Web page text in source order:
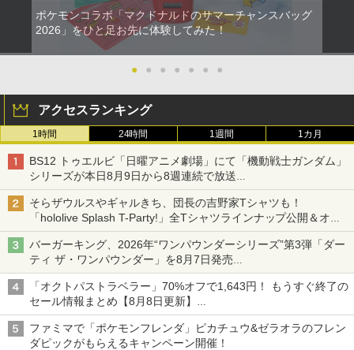
ポケモンコラボ「マクドナルドのサマーチャンスバッグ
2026」をひと足お先に体験してみた！
● ● ● ● ● ● ●
アクセスランキング
1時間 24時間 1週間 1カ月
BS12 トゥエルビ「日曜アニメ劇場」にて「機動戦士ガンダム」
シリーズが本日8月9日から8週連続で放送
初回は「機動戦士ガンダム【HDリマスター版】」
そらザウルスやギャルきち、団長の吉野家Tシャツも！
「hololive Splash T-Party!」全Tシャツラインナップ公開＆オン
ライン販売開始
バーガーキング、2026年“ワンパウンダーシリーズ”第3弾「ダー
ティ ザ・ワンパウンダー」を8月7日発売
「特製ガーリックマヨソース」を使用した超大型チーズバーガー
「オクトパストラベラー」70%オフで1,643円！ もうすぐ終了の
セール情報まとめ【8月8日更新】
ニンテンドーeショップでは「大神 絶景版」が67%オフで990円
ファミマで「ポケモンフレンダ」ピカチュウ&ゼラオラのフレン
ダピックがもらえるキャンペーン開催！